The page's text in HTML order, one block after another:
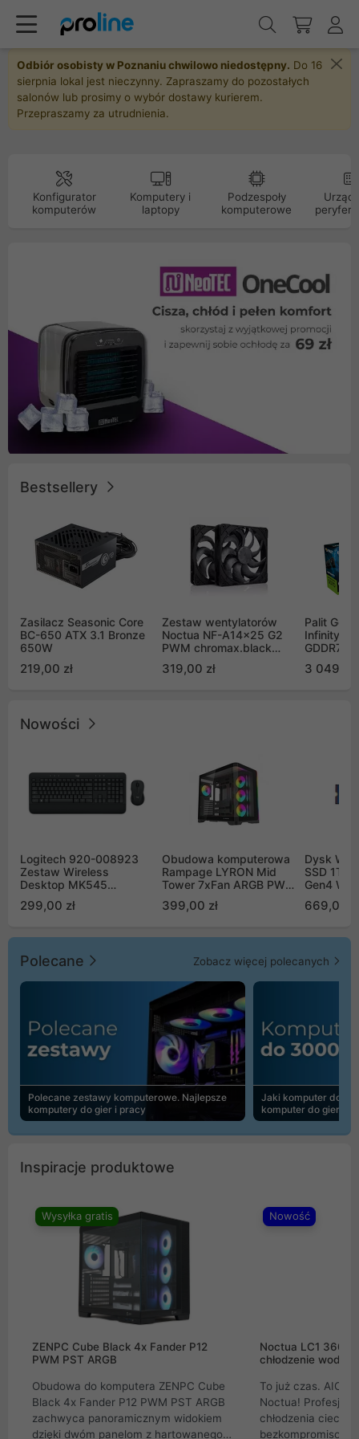
Odbiór osobisty w Poznaniu chwilowo niedostępny. Do 16
sierpnia lokal jest nieczynny. Zapraszamy do pozostałych
salonów lub prosimy o wybór dostawy kurierem.
Przepraszamy za utrudnienia.
Konfigurator
komputerów
Komputery i
laptopy
Podzespoły
komputerowe
Bestsellery
Zasilacz Seasonic Core
BC-650 ATX 3.1 Bronze
650W
219,00 zł
Zestaw wentylatorów
Noctua NF-A14x25 G2
PWM chromax.black
Push Pull (2szt)
319,00 zł
Palit
Infinity 3
GDDR7
GB2050S)
3 049,00
Nowości
Logitech 920-008923
Zestaw Wireless
Desktop MK545
299,00 zł
Obudowa komputerowa
Rampage LYRON Mid
Tower 7xFan ARGB PWM
399,00 zł
Dysk WD
SSD 1TB
Gen4
669,00
Polecane Zobacz więcej polecanych
Polecane zestawy komputerowe. Najlepsze
komputery do gier i pracy
Jaki komputer do
komputer do gier |
Inspiracje produktowe
Wysyłka gratis
ZENPC Cube Black 4x Fander P12
PWM PST ARGB
Obudowa do komputera ZENPC Cube
Black 4x Fander P12 PWM PST ARGB
zachwyca panoramicznym widokiem
dzięki dwóm panelom z hartowanego
Nowość
Noctua LC1
chłodzenie wodne
To już czas. AIO
Noctua!
chłodzenia cieczą